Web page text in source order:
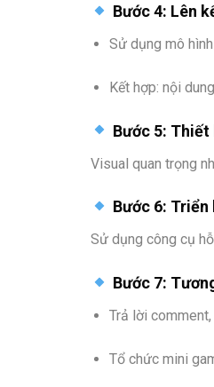
Bước 4: Lên
Sử dụng mô hình
Kết hợp: nội
Bước 5: Thiết
Visual quan trọng
Bước 6:
Sử dụng công cụ
Bước 7:
Trả lời
Tổ chức mini